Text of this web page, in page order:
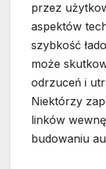
przez
aspektów
szybkość
może
odrzuceń i
Niektórzy
linków
budowaniu